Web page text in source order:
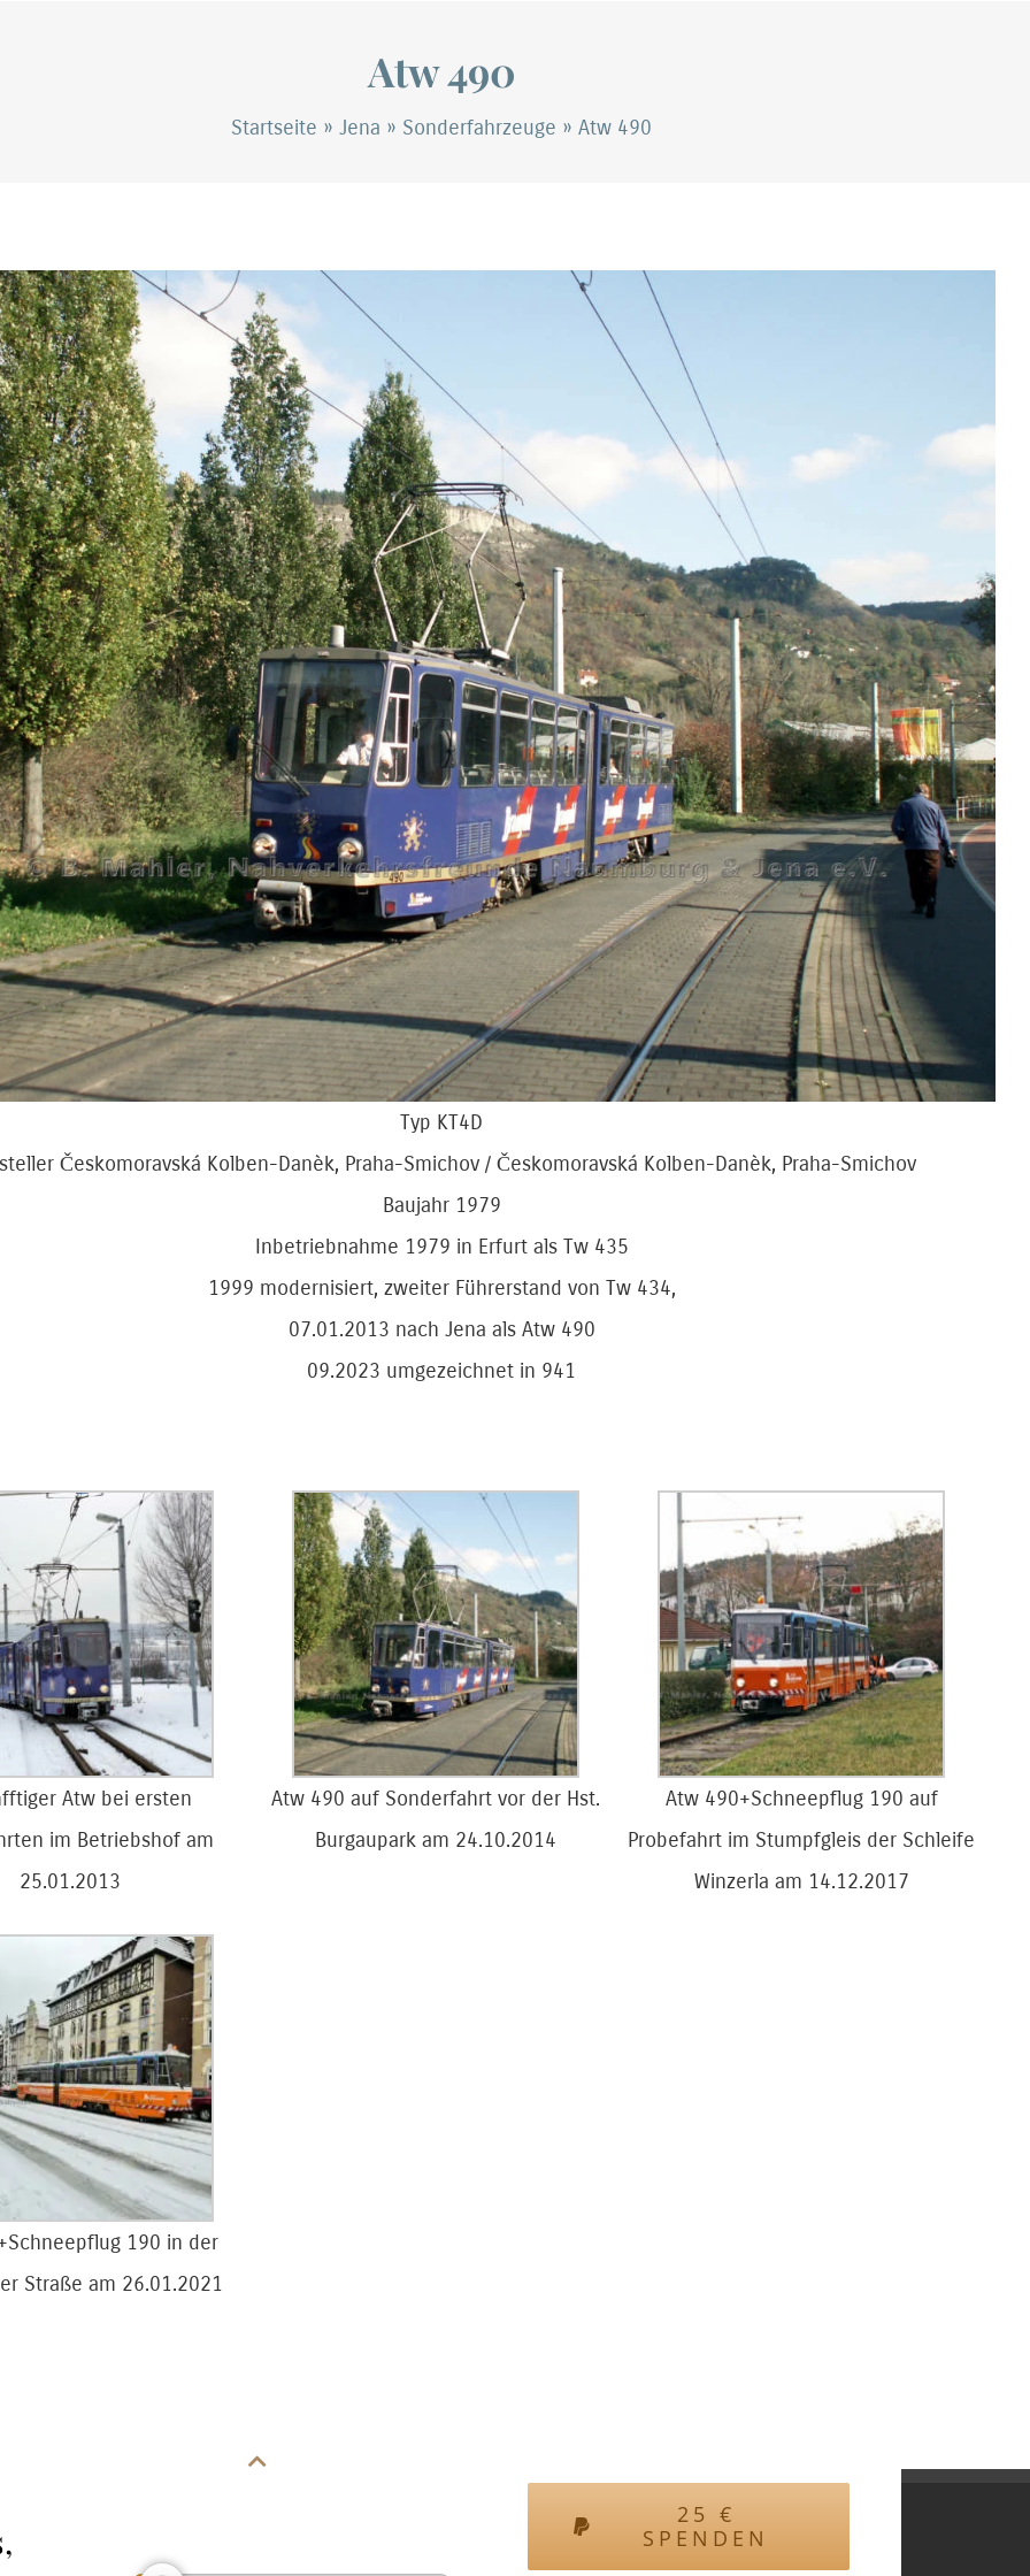
25 €
SPENDEN
Atw 490
Startseite » Jena » Sonderfahrzeuge » Atw 490
Typ KT4D
Českomoravská Kolben-Danèk, Praha-Smichov / Českomoravská Kolben-Danèk, Praha-Smichov
Baujahr 1979
Inbetriebnahme 1979 in Erfurt als Tw 435
1999 modernisiert, zweiter Führerstand von Tw 434,
07.01.2013 nach Jena als Atw 490
09.2023 umgezeichnet in 941
Atw bei ersten
im Betriebshof am
25.01.2013
Atw 490 auf Sonderfahrt vor der Hst.
Burgaupark am 24.10.2014
Atw 490+Schneepflug 190 auf
Probefahrt im Stumpfgleis der Schleife
Winzerla am 14.12.2017
190 in der
Straße am 26.01.2021